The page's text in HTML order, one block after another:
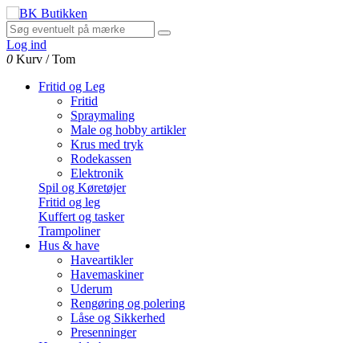
Log ind
0 Kurv /Tom
Fritid og Leg
Fritid
Spraymaling
Male og hobby artikler
Krus med tryk
Rodekassen
Elektronik
Spil og Køretøjer
Fritid og leg
Kuffert og tasker
Trampoliner
Hus & have
Haveartikler
Havemaskiner
Uderum
Rengøring og polering
Låse og Sikkerhed
Presenninger